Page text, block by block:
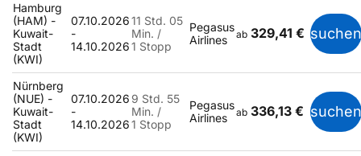
Hamburg
(HAM) -
Kuwait-
Stadt
(KWI)
07.10.2026
-
14.10.2026
11 Std. 05
Min. /
1 Stopp
Pegasus
Airlines
ab 329,41 € suchen
Nürnberg
(NUE) -
Kuwait-
Stadt
(KWI)
07.10.2026
-
14.10.2026
9 Std. 55
Min. /
1 Stopp
Pegasus
Airlines
ab 336,13 € suchen